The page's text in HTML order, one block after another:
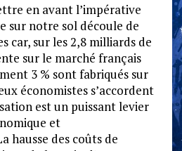
en avant l’impérative
sur notre sol découle de
car, sur les 2,8 milliards de
sur le marché français
3 % sont fabriqués sur
économistes s’accordent
est un puissant levier
et
hausse des coûts de